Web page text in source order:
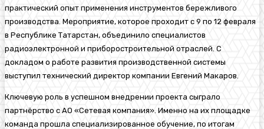
практический опыт применения инструментов бережливого
производства. Мероприятие, которое проходит с 9 по 12 февраля
в Республике Татарстан, объединило специалистов
радиоэлектронной и приборостроительной отраслей. С
докладом о работе развития производственной системы
выступил технический директор компании Евгений Макаров.
Ключевую роль в успешном внедрении проекта сыграло
партнёрство с АО «Сетевая компания». Именно на их площадке
команда прошла специализированное обучение, по итогам